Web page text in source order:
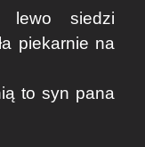
lewo siedzi
piekarnie na
to syn pana